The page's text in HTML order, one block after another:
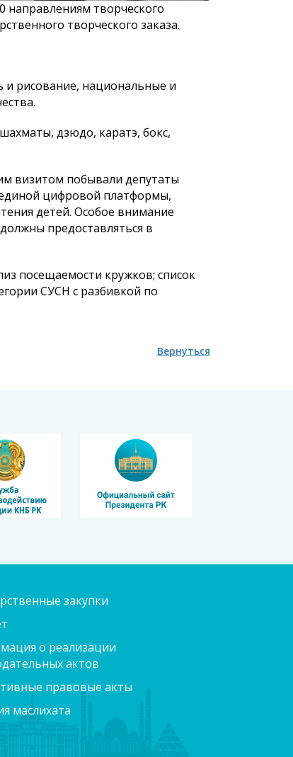
направлениям творческого
творческого заказа.
рисование, национальные и
дзюдо, каратэ, бокс,
визитом побывали депутаты
цифровой платформы,
детей. Особое внимание
предоставляться в
посещаемости кружков; список
СУСН с разбивкой по
Вернуться
закупки
о реализации
актов
правовые акты
маслихата